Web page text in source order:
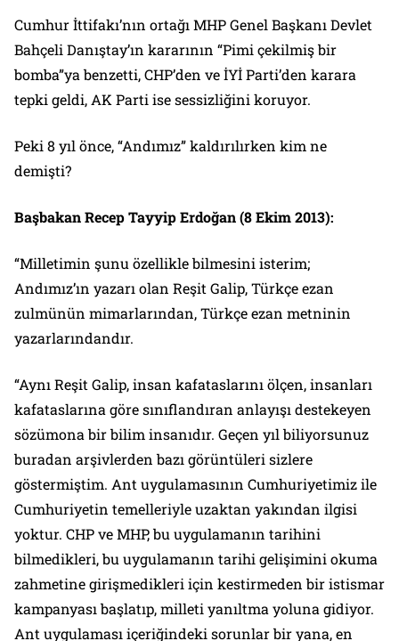
Cumhur İttifakı’nın ortağı MHP Genel Başkanı Devlet
Bahçeli Danıştay’ın kararının “Pimi çekilmiş bir
bomba”ya benzetti, CHP’den ve İYİ Parti’den karara
tepki geldi, AK Parti ise sessizliğini koruyor.
Peki 8 yıl önce, “Andımız” kaldırılırken kim ne
demişti?
Başbakan Recep Tayyip Erdoğan (8 Ekim 2013):
“Milletimin şunu özellikle bilmesini isterim;
Andımız’ın yazarı olan Reşit Galip, Türkçe ezan
zulmünün mimarlarından, Türkçe ezan metninin
yazarlarındandır.
“Aynı Reşit Galip, insan kafataslarını ölçen, insanları
kafataslarına göre sınıflandıran anlayışı destekeyen
sözümona bir bilim insanıdır. Geçen yıl biliyorsunuz
buradan arşivlerden bazı görüntüleri sizlere
göstermiştim. Ant uygulamasının Cumhuriyetimiz ile
Cumhuriyetin temelleriyle uzaktan yakından ilgisi
yoktur. CHP ve MHP, bu uygulamanın tarihini
bilmedikleri, bu uygulamanın tarihi gelişimini okuma
zahmetine girişmedikleri için kestirmeden bir istismar
kampanyası başlatıp, milleti yanıltma yoluna gidiyor.
Ant uygulaması içeriğindeki sorunlar bir yana, en